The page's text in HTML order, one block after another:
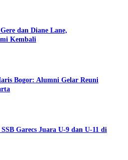
dan Diane Lane,
Kembali
Bogor: Alumni Gelar Reuni
Garecs Juara U-9 dan U-11 di